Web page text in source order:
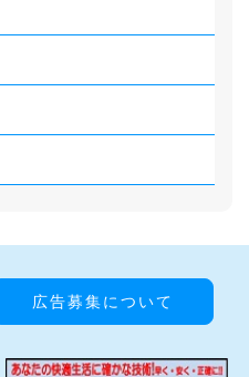
広告募集について